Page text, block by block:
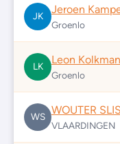
JK
Jeroen
Groenlo
LK
Leon Kolkman
Groenlo
WS
WOUTER SLIS
VLAARDINGEN